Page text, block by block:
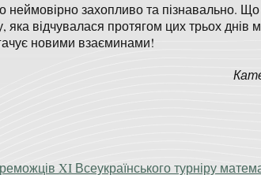
неймовірно захопливо та пізнавально.
яка відчувалася протягом цих трьох днів
новими взаєминами!
XI Всеукраїнського турніру